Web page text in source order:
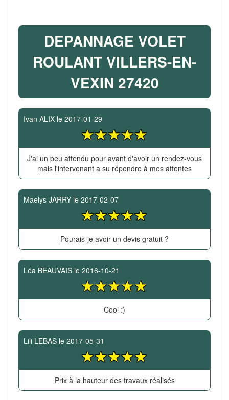
DEPANNAGE VOLET
ROULANT VILLERS-EN-
VEXIN 27420
Ivan ALIX le 2017-01-29
J'ai un peu attendu pour avant d'avoir un rendez-vous
mais l'intervenant a su répondre à mes attentes
Maelys JARRY le 2017-02-07
Pourais-je avoir un devis gratuit ?
Léa BEAUVAIS le 2016-10-21
Cool :)
Lili LEBAS le 2017-05-31
Prix à la hauteur des travaux réalisés